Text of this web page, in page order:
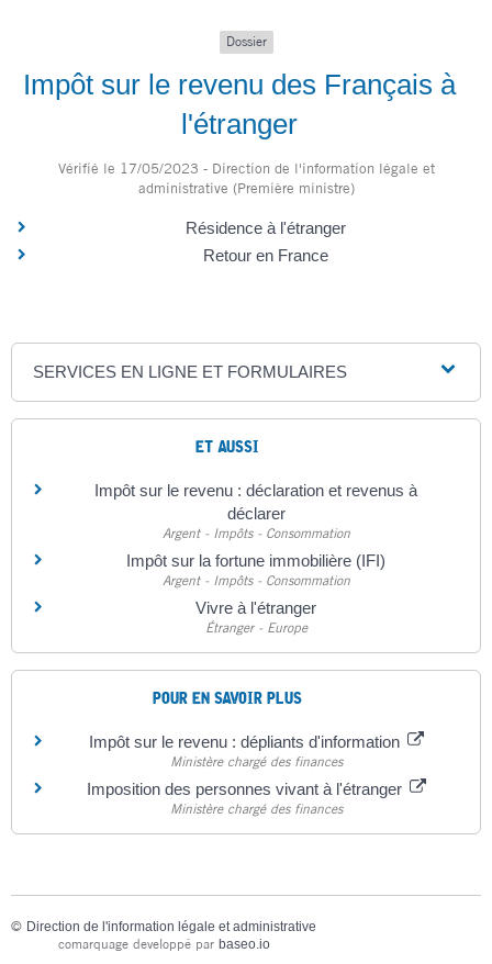
Dossier
Impôt sur le revenu des Français à
l'étranger
Vérifié le 17/05/2023 - Direction de l'information légale et
administrative (Première ministre)
Résidence à l'étranger
Retour en France
SERVICES EN LIGNE ET FORMULAIRES
ET AUSSI
Impôt sur le revenu : déclaration et revenus à
déclarer
Argent - Impôts - Consommation
Impôt sur la fortune immobilière (IFI)
Argent - Impôts - Consommation
Vivre à l'étranger
Étranger - Europe
POUR EN SAVOIR PLUS
Impôt sur le revenu : dépliants d'information
Ministère chargé des finances
Imposition des personnes vivant à l'étranger
Ministère chargé des finances
© Direction de l'information légale et administrative
comarquage developpé par baseo.io